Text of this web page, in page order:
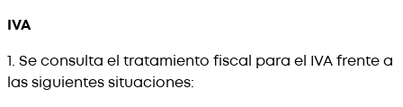
IVA
1. Se consulta el tratamiento fiscal para el IVA frente a
las siguientes situaciones: